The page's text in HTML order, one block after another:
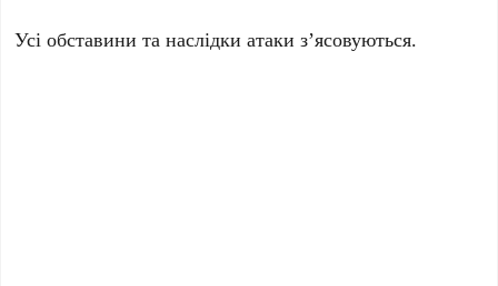
Усі обставини та наслідки атаки з’ясовуються.